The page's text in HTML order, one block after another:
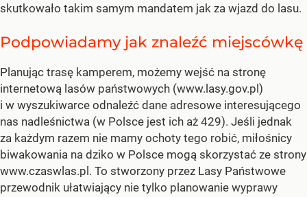
skutkowało takim samym mandatem jak za wjazd do lasu.
Podpowiadamy jak znaleźć miejscówkę
Planując trasę kamperem, możemy wejść na stronę
internetową lasów państwowych (www.lasy.gov.pl)
i w wyszukiwarce odnaleźć dane adresowe interesującego
nas nadleśnictwa (w Polsce jest ich aż 429). Jeśli jednak
za każdym razem nie mamy ochoty tego robić, miłośnicy
biwakowania na dziko w Polsce mogą skorzystać ze strony
www.czaswlas.pl. To stworzony przez Lasy Państwowe
przewodnik ułatwiający nie tylko planowanie wyprawy